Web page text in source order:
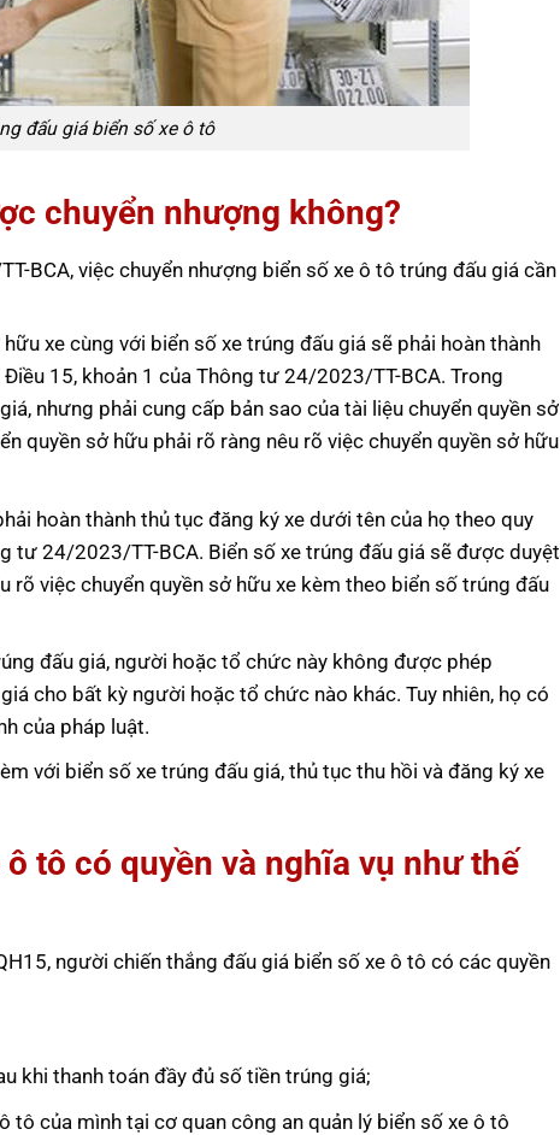
đấu giá biển số xe ô tô
chuyển nhượng không?
BCA, việc chuyển nhượng biển số xe ô tô trúng đấu giá cần
xe cùng với biển số xe trúng đấu giá sẽ phải hoàn thành
15, khoản 1 của Thông tư 24/2023/TT-BCA. Trong
nhưng phải cung cấp bản sao của tài liệu chuyển quyền sở
quyền sở hữu phải rõ ràng nêu rõ việc chuyển quyền sở hữu
hoàn thành thủ tục đăng ký xe dưới tên của họ theo quy
tư 24/2023/TT-BCA. Biển số xe trúng đấu giá sẽ được duyệt
rõ việc chuyển quyền sở hữu xe kèm theo biển số trúng đấu
đấu giá, người hoặc tổ chức này không được phép
cho bất kỳ người hoặc tổ chức nào khác. Tuy nhiên, họ có
của pháp luật.
với biển số xe trúng đấu giá, thủ tục thu hồi và đăng ký xe
tô có quyền và nghĩa vụ như thế
người chiến thắng đấu giá biển số xe ô tô có các quyền
khi thanh toán đầy đủ số tiền trúng giá;
tô của mình tại cơ quan công an quản lý biển số xe ô tô